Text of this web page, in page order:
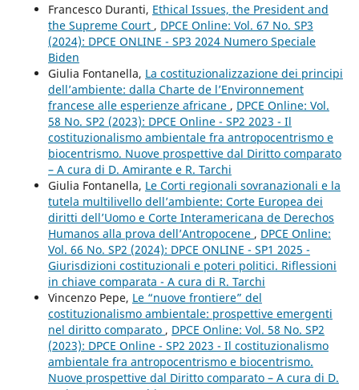
Francesco Duranti, Ethical Issues, the President and
the Supreme Court , DPCE Online: Vol. 67 No. SP3
(2024): DPCE ONLINE - SP3 2024 Numero Speciale
Biden
Giulia Fontanella, La costituzionalizzazione dei principi
dell’ambiente: dalla Charte de l’Environnement
francese alle esperienze africane , DPCE Online: Vol.
58 No. SP2 (2023): DPCE Online - SP2 2023 - Il
costituzionalismo ambientale fra antropocentrismo e
biocentrismo. Nuove prospettive dal Diritto comparato
– A cura di D. Amirante e R. Tarchi
Giulia Fontanella, Le Corti regionali sovranazionali e la
tutela multilivello dell’ambiente: Corte Europea dei
diritti dell’Uomo e Corte Interamericana de Derechos
Humanos alla prova dell’Antropocene , DPCE Online:
Vol. 66 No. SP2 (2024): DPCE ONLINE - SP1 2025 -
Giurisdizioni costituzionali e poteri politici. Riflessioni
in chiave comparata - A cura di R. Tarchi
Vincenzo Pepe, Le “nuove frontiere” del
costituzionalismo ambientale: prospettive emergenti
nel diritto comparato , DPCE Online: Vol. 58 No. SP2
(2023): DPCE Online - SP2 2023 - Il costituzionalismo
ambientale fra antropocentrismo e biocentrismo.
Nuove prospettive dal Diritto comparato – A cura di D.